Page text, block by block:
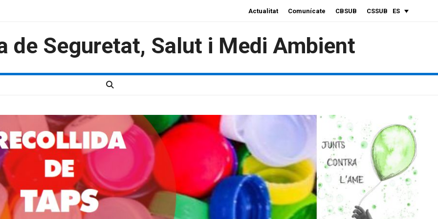
ES
Actualitat Comunícate CBSUB CSSUB
de Seguretat, Salut i Medi Ambient